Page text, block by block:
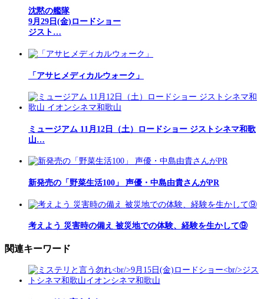
沈黙の艦隊
9月29日(金)ロードショー
ジスト…
「アサヒメディカルウォーク」
ミュージアム 11月12日（土）ロードショー ジストシネマ和歌
山…
新発売の「野菜生活100」 声優・中島由貴さんがPR
考えよう 災害時の備え 被災地での体験、経験を生かして⑨
関連キーワード